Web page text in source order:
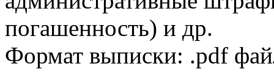
погашенность) и др.
Формат выписки: .pdf